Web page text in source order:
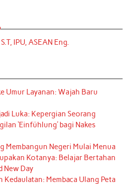
IPU, ASEAN Eng.
Umur Layanan: Wajah Baru
Luka: Kepergian Seorang
‘Einfühlung’ bagi Nakes
Membangun Negeri Mulai Menua
Kotanya: Belajar Bertahan
New Day
Kedaulatan: Membaca Ulang Peta